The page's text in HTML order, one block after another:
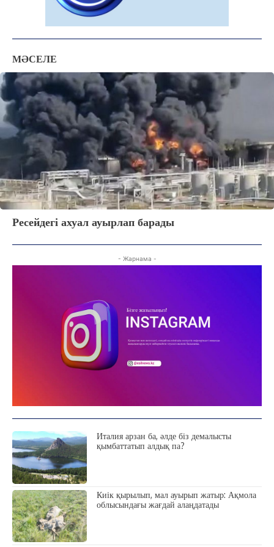
СҰХБАТ
ӘЛЕУМЕТ
ҚҰҚЫҚ
ШЕЖІРЕ
ТЫЛСЫМ
ФОТО ДӘЙЕК
18.7 C Kokshetau
Жоба туралы Байланыс Жарнама
МӘСЕЛЕ
Ресейдегі ахуал ауырлап барады
- Жарнама -
Италия арзан ба, әлде біз демалысты
қымбаттатып алдық па?
Киік қырылып, мал ауырып жатыр: Ақмола
облысындағы жағдай алаңдатады